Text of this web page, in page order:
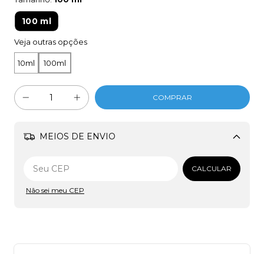
100 ml
Veja outras opções
10ml 100ml
MEIOS DE ENVIO
Alterar CEP
CALCULAR
Não sei meu CEP